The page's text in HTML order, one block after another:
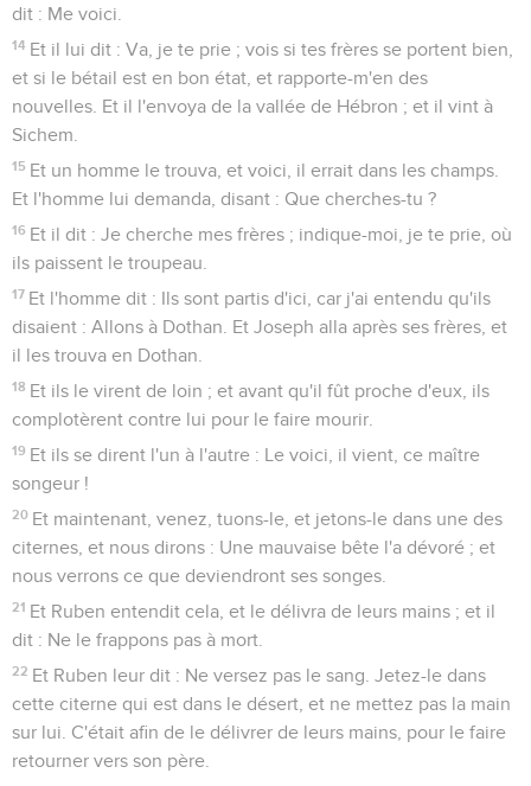
dit : Me voici.
14 Et il lui dit : Va, je te prie ; vois si tes frères se portent bien,
et si le bétail est en bon état, et rapporte-m'en des
nouvelles. Et il l'envoya de la vallée de Hébron ; et il vint à
Sichem.
15 Et un homme le trouva, et voici, il errait dans les champs.
Et l'homme lui demanda, disant : Que cherches-tu ?
16 Et il dit : Je cherche mes frères ; indique-moi, je te prie, où
ils paissent le troupeau.
17 Et l'homme dit : Ils sont partis d'ici, car j'ai entendu qu'ils
disaient : Allons à Dothan. Et Joseph alla après ses frères, et
il les trouva en Dothan.
18 Et ils le virent de loin ; et avant qu'il fût proche d'eux, ils
complotèrent contre lui pour le faire mourir.
19 Et ils se dirent l'un à l'autre : Le voici, il vient, ce maître
songeur !
20 Et maintenant, venez, tuons-le, et jetons-le dans une des
citernes, et nous dirons : Une mauvaise bête l'a dévoré ; et
nous verrons ce que deviendront ses songes.
21 Et Ruben entendit cela, et le délivra de leurs mains ; et il
dit : Ne le frappons pas à mort.
22 Et Ruben leur dit : Ne versez pas le sang. Jetez-le dans
cette citerne qui est dans le désert, et ne mettez pas la main
sur lui. C'était afin de le délivrer de leurs mains, pour le faire
retourner vers son père.